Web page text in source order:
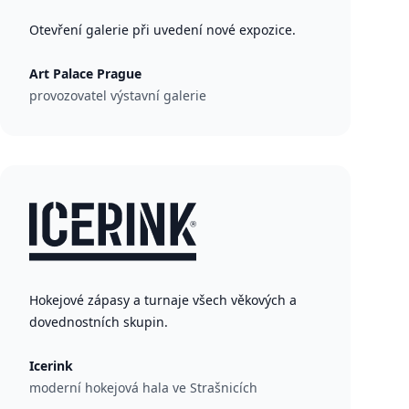
Otevření galerie při uvedení nové expozice.
Art Palace Prague
provozovatel výstavní galerie
Hokejové zápasy a turnaje všech věkových a
dovednostních skupin.
Icerink
moderní hokejová hala ve Strašnicích